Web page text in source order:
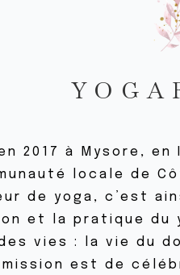
2017 à Mysore,
locale de
de yoga, c’est
et la pratique du
vies : la vie du
est de